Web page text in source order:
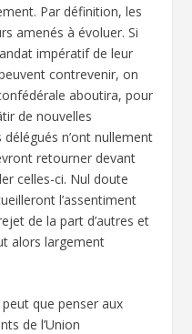
Par définition, les
amenés à évoluer. Si
impératif de leur
contrevenir, on
aboutira, pour
de nouvelles
n’ont nullement
retourner devant
celles-ci. Nul doute
l’assentiment
de la part d’autres et
alors largement
que penser aux
de l’Union